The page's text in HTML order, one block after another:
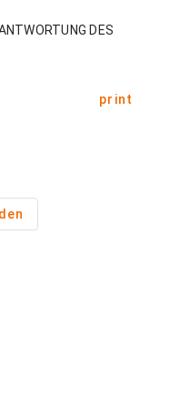
DES
print